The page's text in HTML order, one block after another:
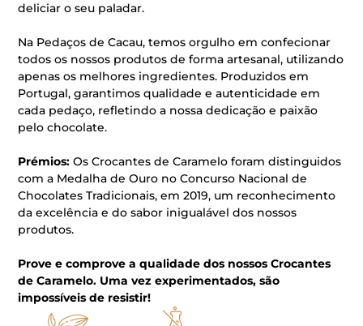
deliciar o seu paladar.
Na Pedaços de Cacau, temos orgulho em confecionar
todos os nossos produtos de forma artesanal, utilizando
apenas os melhores ingredientes. Produzidos em
Portugal, garantimos qualidade e autenticidade em
cada pedaço, refletindo a nossa dedicação e paixão
pelo chocolate.
Prémios: Os Crocantes de Caramelo foram distinguidos
com a Medalha de Ouro no Concurso Nacional de
Chocolates Tradicionais, em 2019, um reconhecimento
da excelência e do sabor inigualável dos nossos
produtos.
Prove e comprove a qualidade dos nossos Crocantes
de Caramelo. Uma vez experimentados, são
impossíveis de resistir!